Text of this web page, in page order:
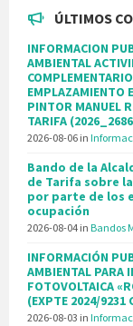
ÚLTIMOS
INFORMACION
AMBIENTAL
EMPLAZAMIENTO
PINTOR MANUEL
TARIFA
2026-08-06 in
Bando de la
de Tarifa sobre
por parte de los
ocupación
2026-08-04 in Bandos
INFORMACIÓN
AMBIENTAL PARA
FOTOVOLTAICA
(EXPTE 2024/9231
2026-08-03 in